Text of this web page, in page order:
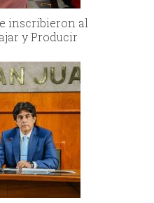
inscribieron al
y Producir